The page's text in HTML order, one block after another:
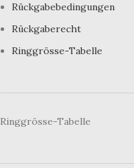
Rückgabebedingungen
Rückgaberecht
Ringgrösse-Tabelle
Ringgrösse-Tabelle